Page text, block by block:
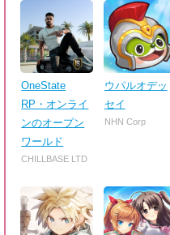
OneState
RP・オンライ
ンのオープン
ワールド
CHILLBASE LTD
ウパルオデッ
セイ
NHN Corp